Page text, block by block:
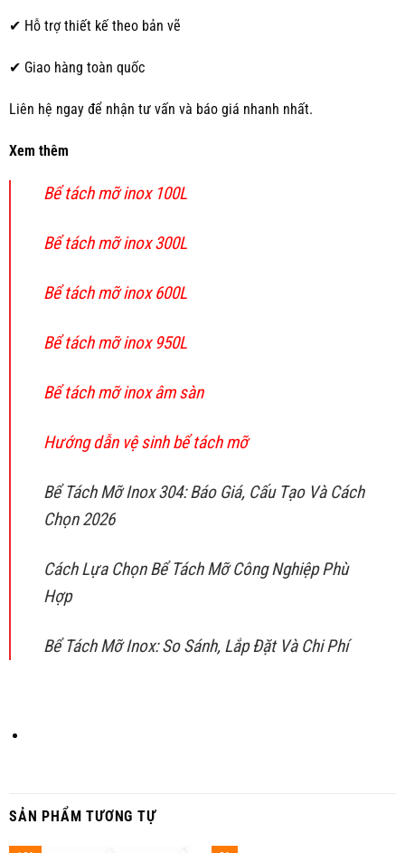
✔ Hỗ trợ thiết kế theo bản vẽ
✔ Giao hàng toàn quốc
Liên hệ ngay để nhận tư vấn và báo giá nhanh nhất.
Xem thêm
Bể tách mỡ inox 100L
Bể tách mỡ inox 300L
Bể tách mỡ inox 600L
Bể tách mỡ inox 950L
Bể tách mỡ inox âm sàn
Hướng dẫn vệ sinh bể tách mỡ
Bể Tách Mỡ Inox 304: Báo Giá, Cấu Tạo Và Cách
Chọn 2026
Cách Lựa Chọn Bể Tách Mỡ Công Nghiệp Phù
Hợp
Bể Tách Mỡ Inox: So Sánh, Lắp Đặt Và Chi Phí
SẢN PHẨM TƯƠNG TỰ